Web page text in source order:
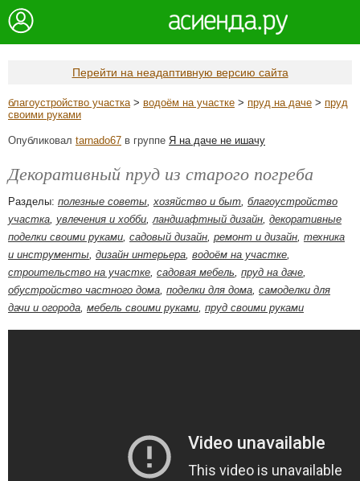
Перейти на неадаптивную версию сайта
благоустройство участка> водоём на участке > пруд на даче > пруд
своими руками
Опубликовал tarnado67 в группе Я на даче не ишачу
Декоративный пруд из старого погреба
Разделы: полезные советы,хозяйство и быт, благоустройство
участка, увлечения и хобби,ландшафтный дизайн, декоративные
поделки своими руками, садовый дизайн, ремонт и дизайн, техника
и инструменты, дизайн интерьера, водоём на участке,
строительство на участке, садовая мебель, пруд на даче,
обустройство частного дома, поделки для дома, самоделки для
дачи и огорода, мебель своими руками, пруд своими руками